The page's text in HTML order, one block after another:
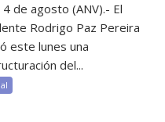
4 de agosto (ANV).- El
Rodrigo Paz Pereira
este lunes una
del...